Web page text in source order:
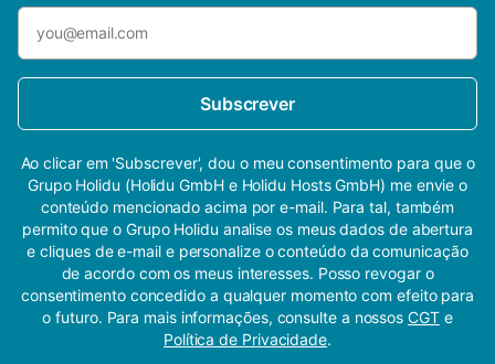
Subscrever
Ao clicar em 'Subscrever', dou o meu consentimento para que o
Grupo Holidu (Holidu GmbH e Holidu Hosts GmbH) me envie o
conteúdo mencionado acima por e-mail. Para tal, também
permito que o Grupo Holidu analise os meus dados de abertura
e cliques de e-mail e personalize o conteúdo da comunicação
de acordo com os meus interesses. Posso revogar o
consentimento concedido a qualquer momento com efeito para
o futuro. Para mais informações, consulte a nossosCGTe
Política de Privacidade.